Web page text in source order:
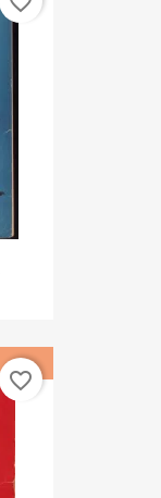
favorite_border